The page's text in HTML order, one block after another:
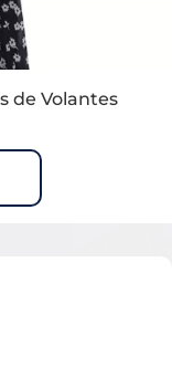
de Volantes